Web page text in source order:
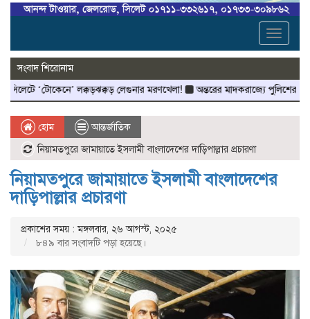
Toggle
সংবাদ শিরোনাম
লক্কড়ঝক্কড় লেগুনার মরণখেলা!
অন্তরের মাদকরাজ্যে পুলিশের আইওয়াশ
হোম
আন্তর্জাতিক
নিয়ামতপুরে জামায়াতে ইসলামী বাংলাদেশের দাড়িপাল্লার প্রচারণা
নিয়ামতপুরে জামায়াতে ইসলামী বাংলাদেশের
দাড়িপাল্লার প্রচারণা
প্রকাশের সময় : মঙ্গলবার, ২৬ আগস্ট, ২০২৫
৮৪৯ বার সংবাদটি পড়া হয়েছে।